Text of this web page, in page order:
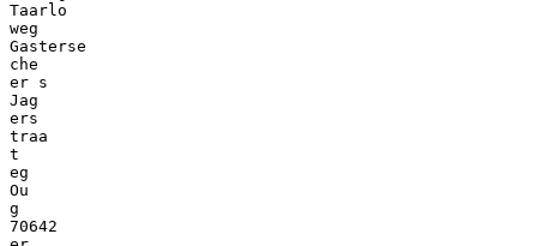
Taarlo
weg
Gasterse
che
er s
Jag
ers
traa
t
eg
Ou
g
70642